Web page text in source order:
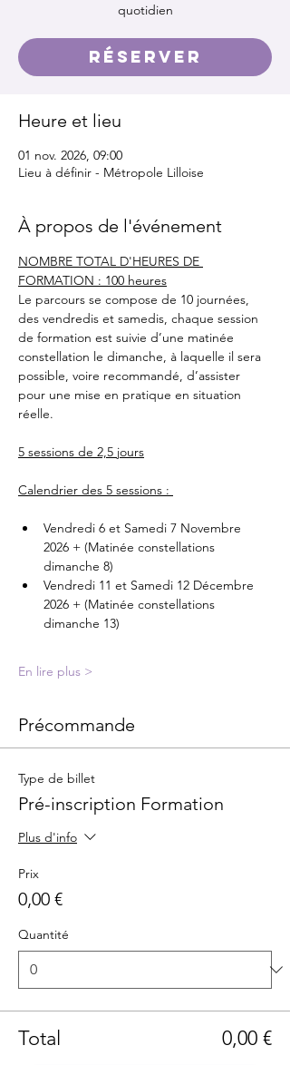
quotidien
Réserver
Heure et lieu
01 nov. 2026, 09:00
Lieu à définir - Métropole Lilloise
À propos de l'événement
NOMBRE TOTAL D'HEURES DE
FORMATION : 100 heures
Le parcours se compose de 10 journées,
des vendredis et samedis, chaque session
de formation est suivie d’une matinée
constellation le dimanche, à laquelle il sera
possible, voire recommandé, d’assister
pour une mise en pratique en situation
réelle.
5 sessions de 2,5 jours
Calendrier des 5 sessions :
Vendredi 6 et Samedi 7 Novembre
2026 + (Matinée constellations
dimanche 8)
Vendredi 11 et Samedi 12 Décembre
2026 + (Matinée constellations
dimanche 13)
En lire plus >
Précommande
Type de billet
Pré-inscription Formation
Plus d'info
Prix
0,00 €
Quantité
Total 0,00 €